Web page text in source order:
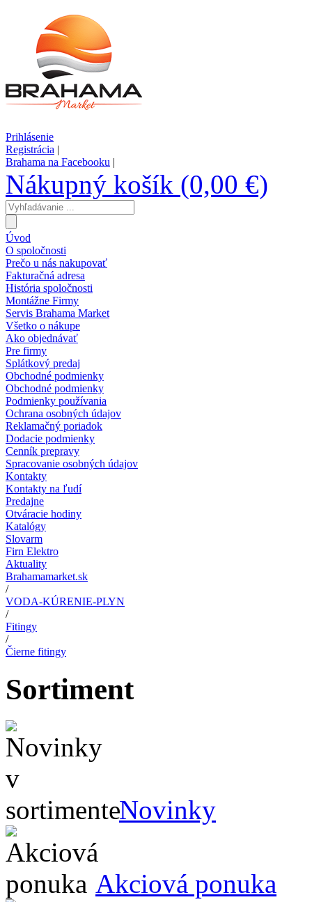
Prihlásenie
Registrácia |
Brahama na Facebooku |
Nákupný košík (0,00 €)
Úvod
O spoločnosti
Prečo u nás nakupovať
Fakturačná adresa
História spoločnosti
Montážne Firmy
Servis Brahama Market
Všetko o nákupe
Ako objednávať
Pre firmy
Splátkový predaj
Obchodné podmienky
Obchodné podmienky
Podmienky používania
Ochrana osobných údajov
Reklamačný poriadok
Dodacie podmienky
Cenník prepravy
Spracovanie osobných údajov
Kontakty
Kontakty na ľudí
Predajne
Otváracie hodiny
Katalógy
Slovarm
Firn Elektro
Aktuality
Brahamamarket.sk
/
VODA-KÚRENIE-PLYN
/
Fitingy
/
Čierne fitingy
Sortiment
Novinky
Akciová ponuka